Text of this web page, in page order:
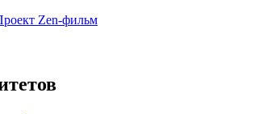
Zen-фильм